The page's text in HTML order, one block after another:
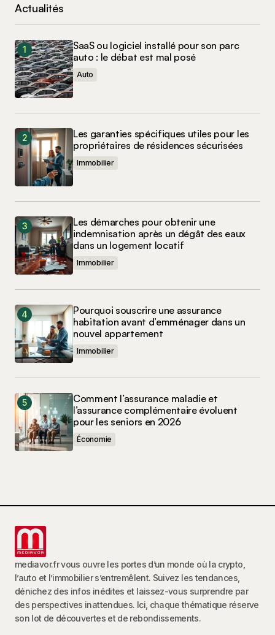
Actualités
SaaS ou logiciel installé pour son parc
auto : le débat est mal posé
Auto
Les garanties spécifiques utiles pour les
propriétaires de résidences sécurisées
Immobilier
Les démarches pour obtenir une
indemnisation après un dégât des eaux
dans un logement locatif
Immobilier
Pourquoi souscrire une assurance
habitation avant d’emménager dans un
nouvel appartement
Immobilier
Comment l’assurance maladie et
l’assurance complémentaire évoluent
pour les seniors en 2026
Économie
mediavor.fr vous ouvre les portes d’un monde où la crypto,
l’auto et l’immobilier s’entremêlent. Suivez les tendances,
dénichez des infos inédites et laissez-vous surprendre par
des perspectives inattendues. Ici, chaque thématique réserve
son lot de découvertes et de rebondissements.